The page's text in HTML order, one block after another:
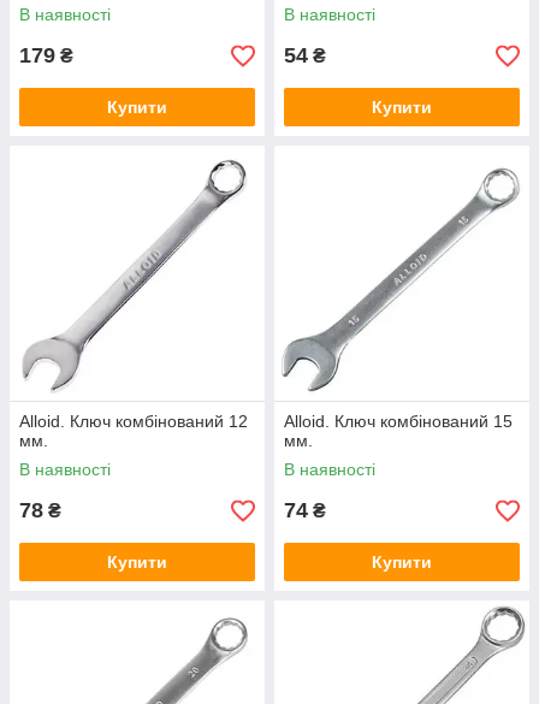
В наявності
179 ₴
Купити
В наявності
54 ₴
Купити
Alloid. Ключ комбінований 12
мм.
В наявності
78 ₴
Купити
Alloid. Ключ комбінований 15
мм.
В наявності
74 ₴
Купити